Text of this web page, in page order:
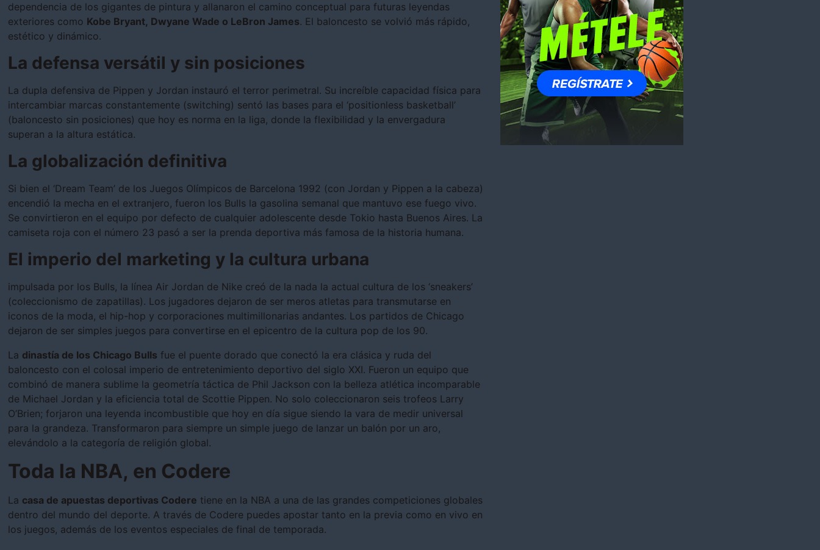
dependencia de los gigantes de pintura y allanaron el camino conceptual para futuras leyendas
exteriores como Kobe Bryant, Dwyane Wade o LeBron James. El baloncesto se volvió más rápido,
estético y dinámico.
La defensa versátil y sin posiciones
La dupla defensiva de Pippen y Jordan instauró el terror perimetral. Su increíble capacidad física para
intercambiar marcas constantemente (switching) sentó las bases para el ‘positionless basketball’
(baloncesto sin posiciones) que hoy es norma en la liga, donde la flexibilidad y la envergadura
superan a la altura estática.
La globalización definitiva
Si bien el ‘Dream Team’ de los Juegos Olímpicos de Barcelona 1992 (con Jordan y Pippen a la cabeza)
encendió la mecha en el extranjero, fueron los Bulls la gasolina semanal que mantuvo ese fuego vivo.
Se convirtieron en el equipo por defecto de cualquier adolescente desde Tokio hasta Buenos Aires. La
camiseta roja con el número 23 pasó a ser la prenda deportiva más famosa de la historia humana.
El imperio del marketing y la cultura urbana
impulsada por los Bulls, la línea Air Jordan de Nike creó de la nada la actual cultura de los ‘sneakers’
(coleccionismo de zapatillas). Los jugadores dejaron de ser meros atletas para transmutarse en
iconos de la moda, el hip-hop y corporaciones multimillonarias andantes. Los partidos de Chicago
dejaron de ser simples juegos para convertirse en el epicentro de la cultura pop de los 90.
La dinastía de los Chicago Bulls fue el puente dorado que conectó la era clásica y ruda del
baloncesto con el colosal imperio de entretenimiento deportivo del siglo XXI. Fueron un equipo que
combinó de manera sublime la geometría táctica de Phil Jackson con la belleza atlética incomparable
de Michael Jordan y la eficiencia total de Scottie Pippen. No solo coleccionaron seis trofeos Larry
O’Brien; forjaron una leyenda incombustible que hoy en día sigue siendo la vara de medir universal
para la grandeza. Transformaron para siempre un simple juego de lanzar un balón por un aro,
elevándolo a la categoría de religión global.
Toda la NBA, en Codere
La casa de apuestas deportivas Codere tiene en la NBA a una de las grandes competiciones globales
dentro del mundo del deporte. A través de Codere puedes apostar tanto en la previa como en vivo en
los juegos, además de los eventos especiales de final de temporada.